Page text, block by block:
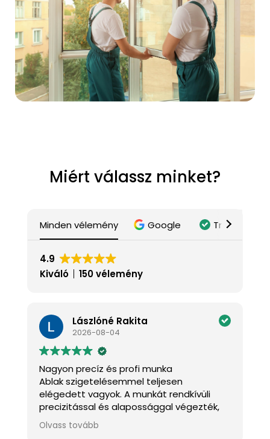
Miért válassz minket?
Minden vélemény Google Trustindex
4.9
Kiváló
150 vélemény
Lászlóné Rakita
2026-08-04
Nagyon precíz és profi munka
Ablak szigetelésemmel teljesen
elégedett vagyok. A munkát rendkívüli
precizitással és alapossággal végezték,
minden részletre figyelve. A szolgáltatás
megbízható és igazán profi, a tisztaság is
Olvass tovább